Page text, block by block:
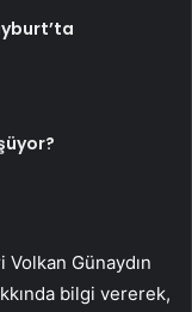
Günaydın
bilgi vererek,